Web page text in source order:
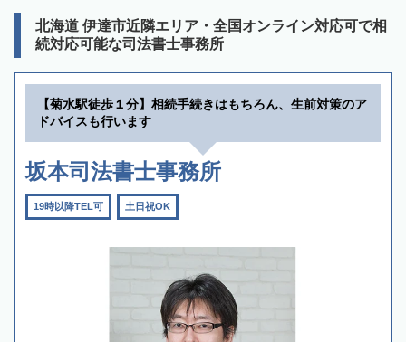
北海道 伊達市近隣エリア・全国オンライン対応可で相
続対応可能な司法書士事務所
【菊水駅徒歩１分】相続手続きはもちろん、生前対策のア
ドバイスも行います
坂本司法書士事務所
19時以降TEL可 土日祝OK